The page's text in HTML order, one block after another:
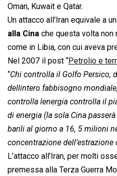
Oman, Kuwait e Qatar.
Un attacco all’Iran equivale a
alla Cina che questa volta
come in Libia, con cui aveva
Nel 2007 il post “Petrolio e
“Chi controlla il Golfo Persico,
dellintero fabbisogno
controlla lenergia controlla il
di energia (la sola Cina
barili al giorno a 16, 5 milioni
concentrazione
L’attacco all’Iran, per molti
premessa alla Terza Guerra